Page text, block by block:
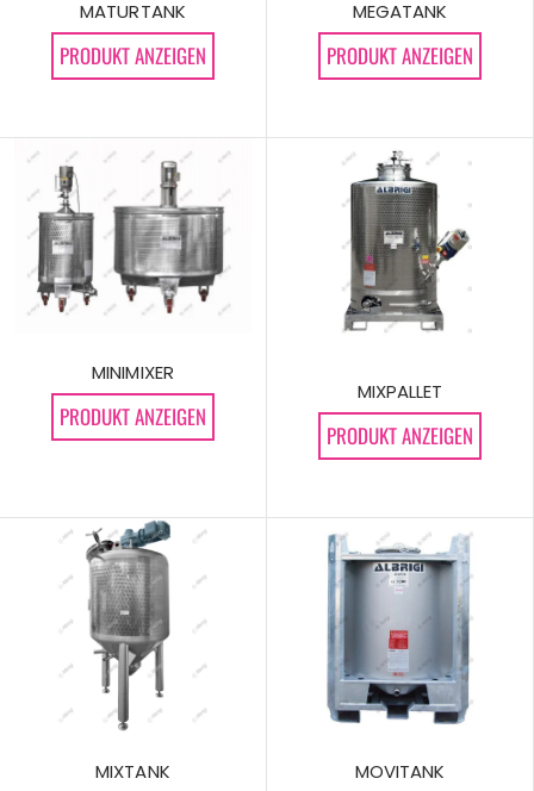
MATURTANK
PRODUKT ANZEIGEN
MEGATANK
PRODUKT ANZEIGEN
MINIMIXER
PRODUKT ANZEIGEN
MIXPALLET
PRODUKT ANZEIGEN
MIXTANK MOVITANK